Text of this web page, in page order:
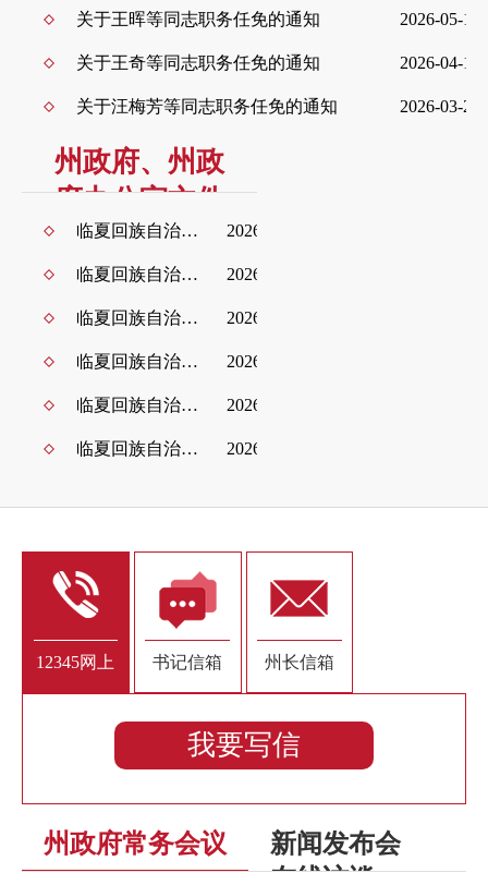
关于王晖等同志职务任免的通知 2026-05-10
关于王奇等同志职务任免的通知 2026-04-19
关于汪梅芳等同志职务任免的通知 2026-03-28
州政府、州政
府办公室文件
政策解读
临夏回族自治州人民政府关于州长、副州长、秘书长工作分工的通知 2026-07-07
临夏回族自治州人民政府办公室关于印发《临夏州人民政府2026年重大行政决策事项目录》的通知 2026-06-25
临夏回族自治州人民政府办公室关于印发《临夏回族自治州人民政府专题会议议事规则》的通知 2026-06-09
临夏回族自治州人民政府办公室关于印发《临夏州药品（疫苗）和医疗器械安全突发事件应急预案》的通知 2026-06-07
临夏回族自治州人民政府关于印发临夏回族自治州国民经济和社会发展第十五个五年规划纲要的通知 2026-05-20
临夏回族自治州人民政府办公室关于印发《2026 临夏州提振消费专项行动实施方案》的通知 2026-04-22
12345网上 书记信箱 州长信箱
我要写信
州政府常务会议
新闻发布会
在线访谈